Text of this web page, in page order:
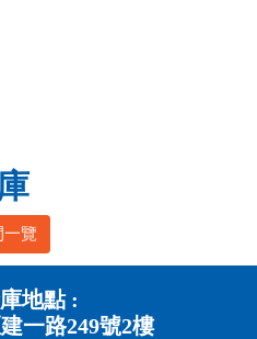
一覽
地點 :
一路249號2樓